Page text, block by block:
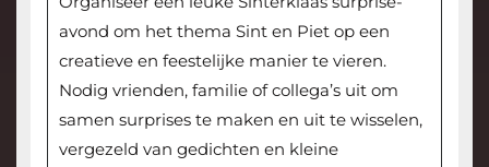
avond om het thema Sint en Piet op een
creatieve en feestelijke manier te vieren.
Nodig vrienden, familie of collega’s uit om
samen surprises te maken en uit te wisselen,
vergezeld van gedichten en kleine